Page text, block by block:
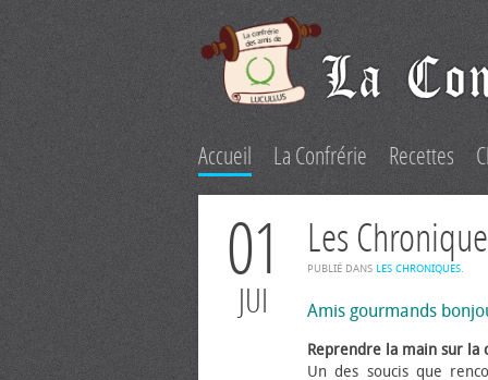
Accueil La Confrérie Recettes
01
JUI
Les
PUBLIÉ DANS LES CHRONIQUES.
Amis gourmands
Reprendre la main sur la
Un des soucis que